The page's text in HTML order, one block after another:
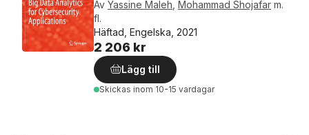
Av Yassine Maleh Mohammad Shojafar m.
fl.
Häftad, Engelska, 2021
2 206 kr
Lägg till
Skickas inom 10-15 vardagar